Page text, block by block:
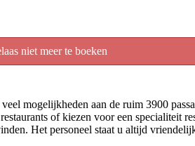
niet meer te boeken
mogelijkheden aan de ruim 3900
of kiezen voor een specialiteit
Het personeel staat u altijd